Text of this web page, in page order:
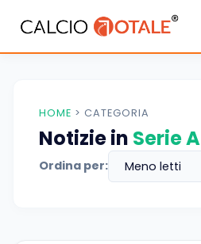
HOME > CATEGORIA
Notizie in Serie A
Ordina per: